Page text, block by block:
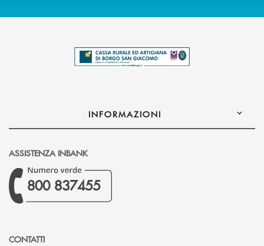
INFORMAZIONI
ASSISTENZA INBANK
800 837455
CONTATTI